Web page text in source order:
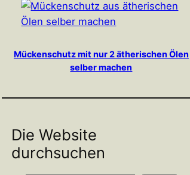
Mückenschutz mit nur 2 ätherischen Ölen
selber machen
Die Website
durchsuchen